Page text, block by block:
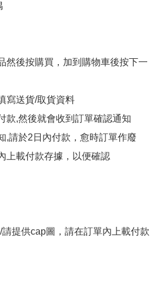
然後按購買，加到購物車後按下一
寫送貨/取貨資料
款,然後就會收到訂單確認通知
,請於2日內付款，愈時訂單作廢
上載付款存據，以便確認
提供cap圖，請在訂單內上載付款